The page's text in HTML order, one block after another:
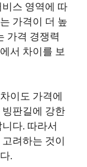
스 영역에 따
가격이 더 높
가격 경쟁력
서 차이를 보
이도 가격에
판길에 강한
다. 따라서
려하는 것이
.